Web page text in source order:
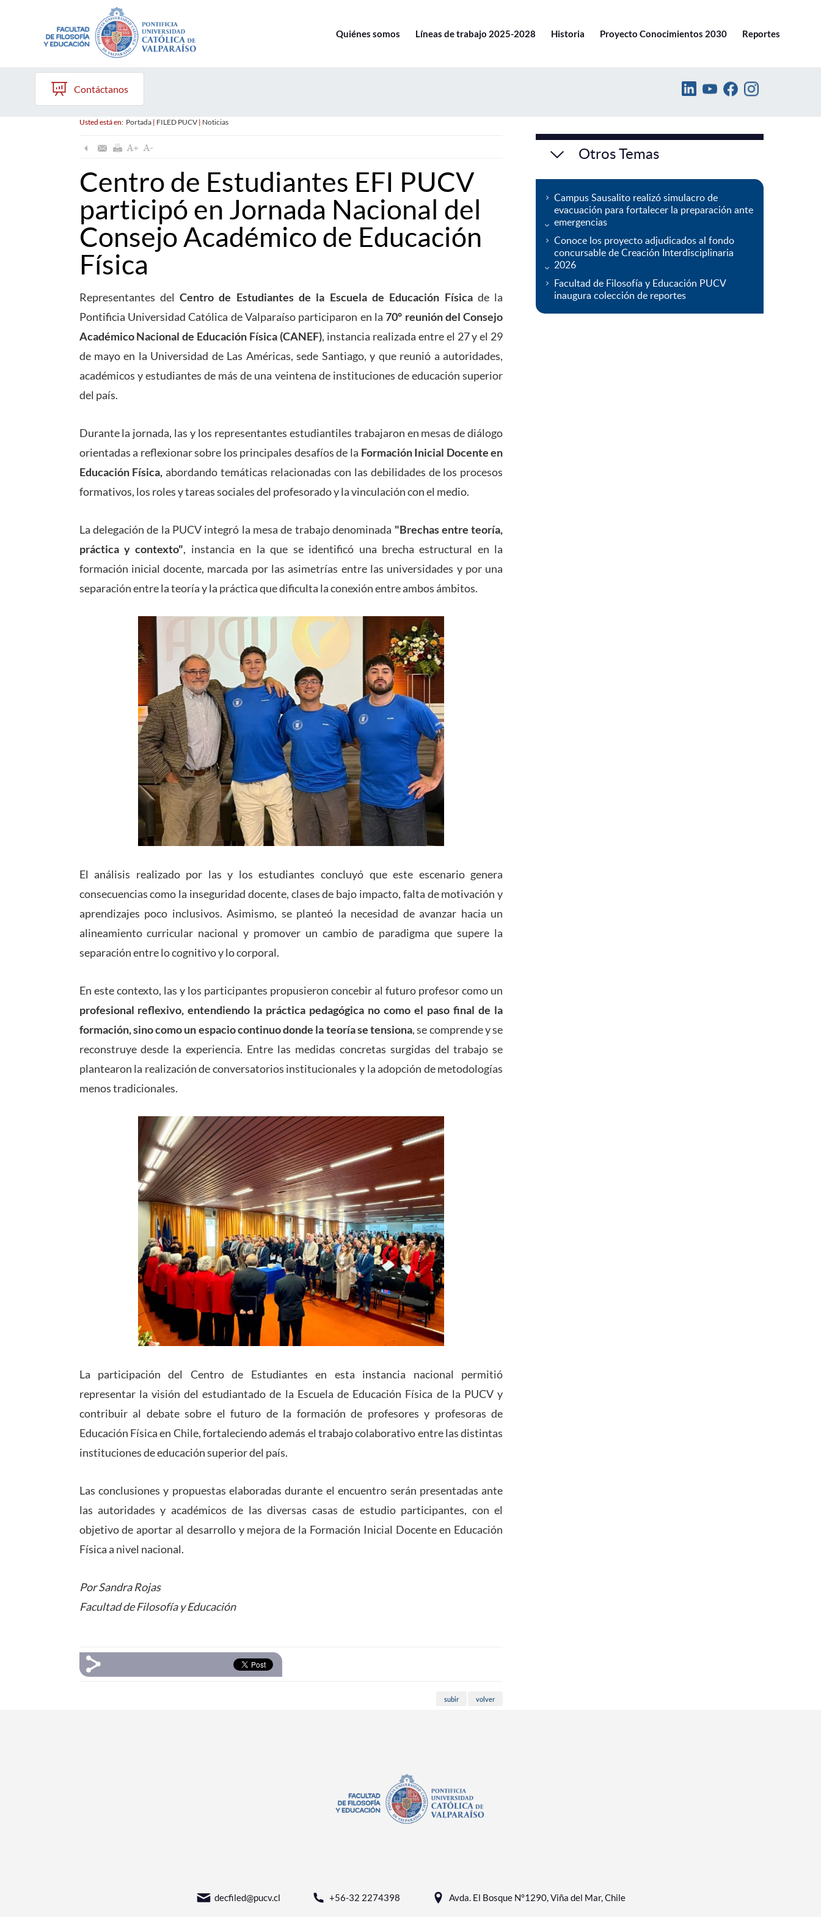
Quiénes somos Líneas de trabajo 2025-2028 Historia Proyecto Conocimientos 2030 Reportes
Contáctanos
Usted está en: Portada| FILED PUCV| Noticias
Centro de Estudiantes EFI PUCV
participó en Jornada Nacional del
Consejo Académico de Educación
Física
Representantes delCentro de Estudiantes de la Escuela de Educación Físicade la
Pontificia Universidad Católica de Valparaíso participaron en la70° reunión del Consejo
Académico Nacional de Educación Física (CANEF), instancia realizada entre el 27 y el 29
de mayo en la Universidad de Las Américas, sede Santiago, y que reunió a autoridades,
académicos y estudiantes de más de una veintena de instituciones de educación superior
del país.
Durante la jornada, las y los representantes estudiantiles trabajaron en mesas de diálogo
orientadas a reflexionar sobre los principales desafíos de la Formación Inicial Docente en
Educación Física, abordando temáticas relacionadas con las debilidades de los procesos
formativos, los roles y tareas sociales del profesorado y la vinculación con el medio.
La delegación de la PUCV integró la mesa de trabajo denominada "Brechas entre teoría,
práctica y contexto", instancia en la que se identificó una brecha estructural en la
formación inicial docente, marcada por las asimetrías entre las universidades y por una
separación entre la teoría y la práctica que dificulta la conexión entre ambos ámbitos.
El análisis realizado por las y los estudiantes concluyó que este escenario genera
consecuencias como la inseguridad docente, clases de bajo impacto, falta de motivación y
aprendizajes poco inclusivos. Asimismo, se planteó la necesidad de avanzar hacia un
alineamiento curricular nacional y promover un cambio de paradigma que supere la
separación entre lo cognitivo y lo corporal.
En este contexto, las y los participantes propusieron concebir al futuro profesor como un
profesional reflexivo, entendiendo la práctica pedagógica no como el paso final de la
formación, sino como un espacio continuo donde la teoría se tensiona, se comprende y se
reconstruye desde la experiencia. Entre las medidas concretas surgidas del trabajo se
plantearon la realización de conversatorios institucionales y la adopción de metodologías
menos tradicionales.
La participación del Centro de Estudiantes en esta instancia nacional permitió
representar la visión del estudiantado de la Escuela de Educación Física de la PUCV y
contribuir al debate sobre el futuro de la formación de profesores y profesoras de
Educación Física en Chile, fortaleciendo además el trabajo colaborativo entre las distintas
instituciones de educación superior del país.
Las conclusiones y propuestas elaboradas durante el encuentro serán presentadas ante
las autoridades y académicos de las diversas casas de estudio participantes, con el
objetivo de aportar al desarrollo y mejora de la Formación Inicial Docente en Educación
Física a nivel nacional.
Por Sandra Rojas
Facultad de Filosofía y Educación
subir volver
Otros Temas
Campus Sausalito realizó simulacro de
evacuación para fortalecer la preparación ante
emergencias
Conoce los proyecto adjudicados al fondo
concursable de Creación Interdisciplinaria
2026
Facultad de Filosofía y Educación PUCV
inaugura colección de reportes
decfiled@pucv.cl +56-32 2274398 Avda. El Bosque N°1290, Viña del Mar, Chile